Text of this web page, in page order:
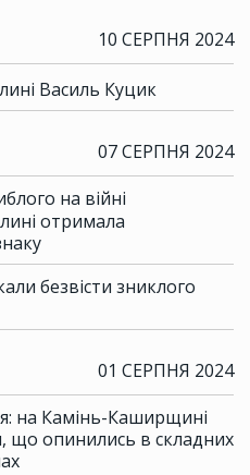
10 СЕРПНЯ 2024
Василь Куцик
07 СЕРПНЯ 2024
на війні
отримала
безвісти зниклого
01 СЕРПНЯ 2024
на Камінь-Каширщині
що опинились в складних